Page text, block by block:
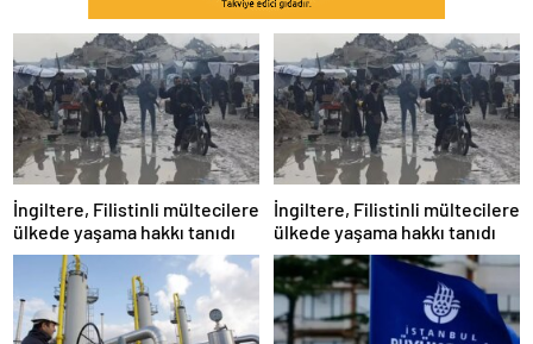
İngiltere, Filistinli mültecilere
ülkede yaşama hakkı tanıdı
İngiltere, Filistinli mültecilere
ülkede yaşama hakkı tanıdı